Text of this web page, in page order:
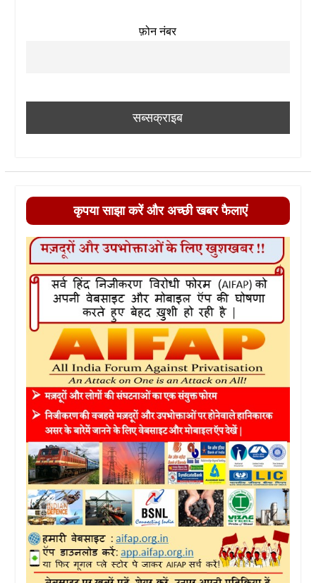
फ़ोन नंबर
कृपया साझा करें और अच्छी खबर फैलाएं